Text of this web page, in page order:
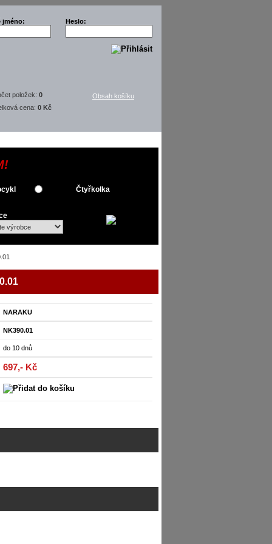
jméno: Heslo:
položek: 0
cena: 0 Kč
Obsah košíku
Čtyřkolka
NARAKU
NK390.01
do 10 dnů
697,- Kč